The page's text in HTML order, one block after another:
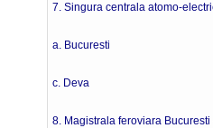
7. Singura centrala atomo-
a. Bucuresti b.
c. Deva d.
8. Magistrala feroviara